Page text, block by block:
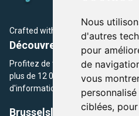
Nous
d'autres
pour
de
vous
ciblées,
Crafted with by Brusselslife
Découvrez plus de 12 000
Profitez de toutes les sections de
plus de 12 000 adresses et un
d'informations et de conseils et
Brusselslife.be